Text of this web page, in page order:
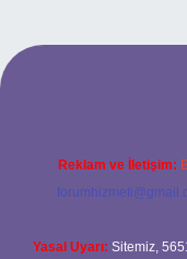
adresi
Reklam ve İletişim:
Yasal Uyarı: Sitemiz,